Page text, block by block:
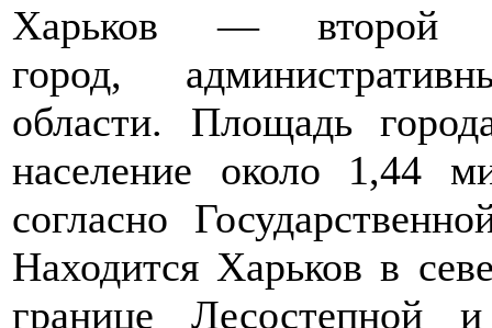
Харьков — второй
город,
области. Площадь
население около 1,44
согласно
Находится Харьков в
границе Лесостепной